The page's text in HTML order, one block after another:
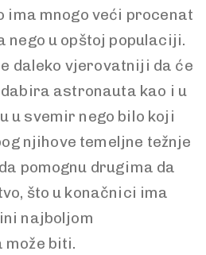
ima mnogo veći procenat
nego u opštoj populaciji.
daleko vjerovatniji da će
astronauta kao i u
u svemir nego bilo koji
njihove temeljne težnje
pomognu drugima da
što u konačnici ima
najboljom
biti.